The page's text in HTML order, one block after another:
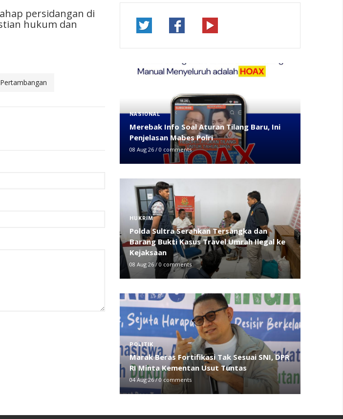
persidangan di
hukum dan
Pertambangan
NASIONAL
Merebak Info Soal Aturan Tilang Baru, Ini
Penjelasan Mabes Polri
08 Aug 26 / 0 comments
HUKRIM
Polda Sultra Serahkan Tersangka dan
Barang Bukti Kasus Travel Umrah Ilegal ke
Kejaksaan
08 Aug 26/ 0 comments
POLITIK
Marak Beras Fortifikasi Tak Sesuai SNI, DPR
RI Minta Kementan Usut Tuntas
04 Aug 26/0 comments